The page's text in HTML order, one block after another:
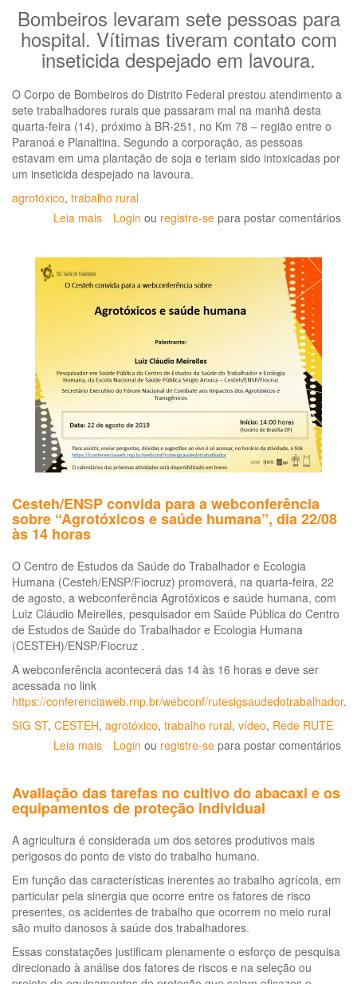
infantojuvenil
e
má
formação
fetal”
alerta
Wanderlei
Pignati
Bombeiros levaram sete pessoas para
hospital. Vítimas tiveram contato com
inseticida despejado em lavoura.
O Corpo de Bombeiros do Distrito Federal prestou atendimento a
sete trabalhadores rurais que passaram mal na manhã desta
quarta-feira (14), próximo à BR-251, no Km 78 – região entre o
Paranoá e Planaltina. Segundo a corporação, as pessoas
estavam em uma plantação de soja e teriam sido intoxicadas por
um inseticida despejado na lavoura.
agrotóxico, trabalho rural
Leia mais sobre
intoxicados
agrotóxico
plantação
soja
no
DF
Login ou registre-se para postar comentários
Cesteh/ENSP convida para a webconferência
sobre “Agrotóxicos e saúde humana”, dia 22/08
às 14 horas
O Centro de Estudos da Saúde do Trabalhador e Ecologia
Humana (Cesteh/ENSP/Fiocruz) promoverá, na quarta-feira, 22
de agosto, a webconferência Agrotóxicos e saúde humana, com
Luiz Cláudio Meirelles, pesquisador em Saúde Pública do Centro
de Estudos de Saúde do Trabalhador e Ecologia Humana
(CESTEH)/ENSP/Fiocruz .
A webconferência acontecerá das 14 às 16 horas e deve ser
acessada no link
https://conferenciaweb.rnp.br/webconf/rutesigsaudedotrabalhador.
SIG ST, CESTEH, agrotóxico, trabalho rural, vídeo, Rede RUTE
Leia mais sobre
para
a
sobre
“Agrotóxicos
saúde
humana”,
dia
22/08
às
14
Login ou registre-se para postar comentários
Avaliação das tarefas no cultivo do abacaxi e os
equipamentos de proteção individual
A agricultura é considerada um dos setores produtivos mais
perigosos do ponto de visto do trabalho humano.
Em função das características inerentes ao trabalho agrícola, em
particular pela sinergia que ocorre entre os fatores de risco
presentes, os acidentes de trabalho que ocorrem no meio rural
são muito danosos à saúde dos trabalhadores.
Essas constatações justificam plenamente o esforço de pesquisa
direcionado à análise dos fatores de riscos e na seleção ou